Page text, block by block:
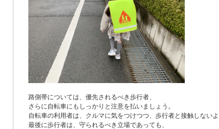
路側帯については、優先されるべき歩行者、
さらに自転車にもしっかりと注意を払いましょう。
自転車の利用者は、クルマに気をつけつつ、歩行者と接触しない
最後に歩行者は、守られるべき立場であっても、